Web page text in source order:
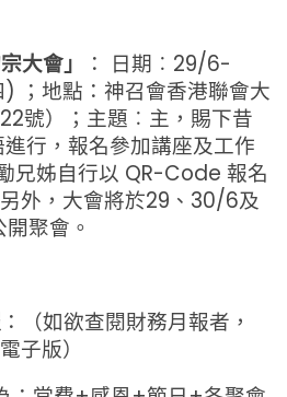
大會」
： 日期︰29/6-
；地點：神召會香港聯會大
號）；主題︰主，賜下昔
行，報名參加講座及工作
兄姊自行以 QR-Code 報名
外，大會將於29、30/6及
聚會。
：（如欲查閱財務月報者，
子版）